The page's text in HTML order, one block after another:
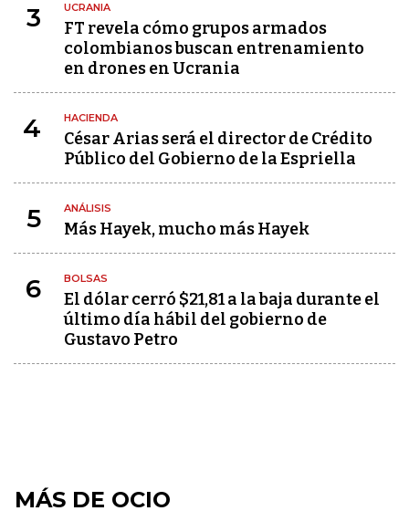
3 UCRANIA
FT revela cómo grupos armados
colombianos buscan entrenamiento
en drones en Ucrania
4 HACIENDA
César Arias será el director de Crédito
Público del Gobierno de la Espriella
5 ANÁLISIS
Más Hayek, mucho más Hayek
6 BOLSAS
El dólar cerró $21,81 a la baja durante el
último día hábil del gobierno de
Gustavo Petro
MÁS DE OCIO